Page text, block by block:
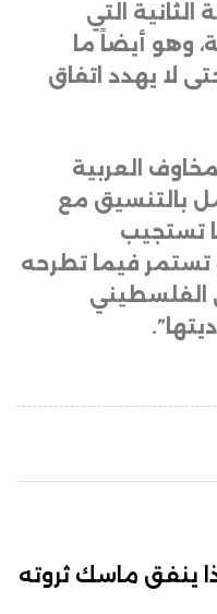
التي
وهو أيضاً ما
لا يهدد اتفاق
العربية
بالتنسيق مع
تستجيب
تستمر فيما تطرحه
الفلسطيني
ينفق ماسك ثروته